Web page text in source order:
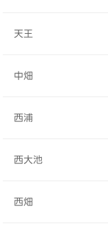
天王
中畑
西浦
西大池
西畑